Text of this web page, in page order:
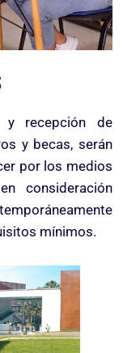
y recepción de
y becas, serán
por los medios
consideración
mínimos.